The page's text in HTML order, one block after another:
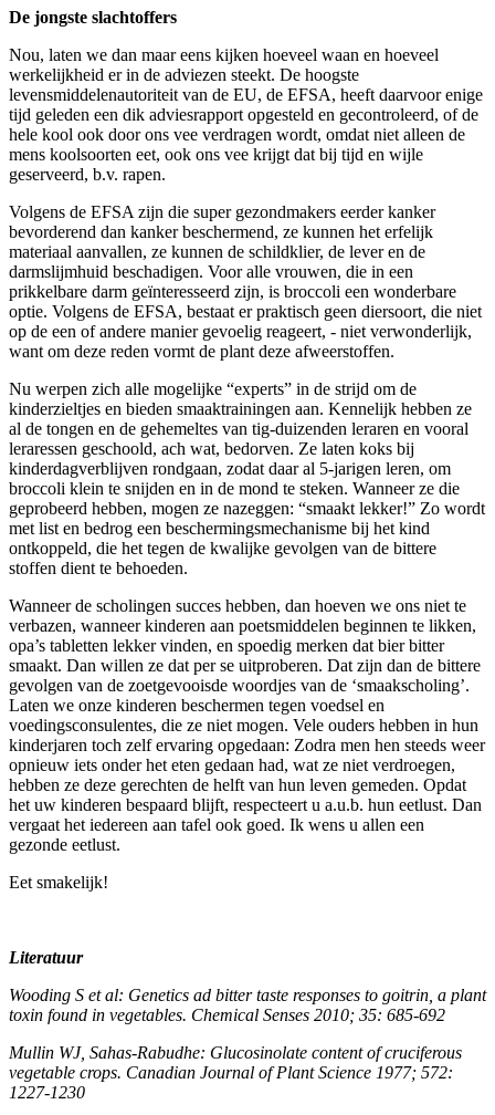
De jongste slachtoffers
Nou, laten we dan maar eens kijken hoeveel waan en hoeveel
werkelijkheid er in de adviezen steekt. De hoogste
levensmiddelenautoriteit van de EU, de EFSA, heeft daarvoor enige
tijd geleden een dik adviesrapport opgesteld en gecontroleerd, of de
hele kool ook door ons vee verdragen wordt, omdat niet alleen de
mens koolsoorten eet, ook ons vee krijgt dat bij tijd en wijle
geserveerd, b.v. rapen.
Volgens de EFSA zijn die super gezondmakers eerder kanker
bevorderend dan kanker beschermend, ze kunnen het erfelijk
materiaal aanvallen, ze kunnen de schildklier, de lever en de
darmslijmhuid beschadigen. Voor alle vrouwen, die in een
prikkelbare darm geïnteresseerd zijn, is broccoli een wonderbare
optie. Volgens de EFSA, bestaat er praktisch geen diersoort, die niet
op de een of andere manier gevoelig reageert, - niet verwonderlijk,
want om deze reden vormt de plant deze afweerstoffen.
Nu werpen zich alle mogelijke “experts” in de strijd om de
kinderzieltjes en bieden smaaktrainingen aan. Kennelijk hebben ze
al de tongen en de gehemeltes van tig-duizenden leraren en vooral
leraressen geschoold, ach wat, bedorven. Ze laten koks bij
kinderdagverblijven rondgaan, zodat daar al 5-jarigen leren, om
broccoli klein te snijden en in de mond te steken. Wanneer ze die
geprobeerd hebben, mogen ze nazeggen: “smaakt lekker!” Zo wordt
met list en bedrog een beschermingsmechanisme bij het kind
ontkoppeld, die het tegen de kwalijke gevolgen van de bittere
stoffen dient te behoeden.
Wanneer de scholingen succes hebben, dan hoeven we ons niet te
verbazen, wanneer kinderen aan poetsmiddelen beginnen te likken,
opa’s tabletten lekker vinden, en spoedig merken dat bier bitter
smaakt. Dan willen ze dat per se uitproberen. Dat zijn dan de bittere
gevolgen van de zoetgevooisde woordjes van de ‘smaakscholing’.
Laten we onze kinderen beschermen tegen voedsel en
voedingsconsulentes, die ze niet mogen. Vele ouders hebben in hun
kinderjaren toch zelf ervaring opgedaan: Zodra men hen steeds weer
opnieuw iets onder het eten gedaan had, wat ze niet verdroegen,
hebben ze deze gerechten de helft van hun leven gemeden. Opdat
het uw kinderen bespaard blijft, respecteert u a.u.b. hun eetlust. Dan
vergaat het iedereen aan tafel ook goed. Ik wens u allen een
gezonde eetlust.
Eet smakelijk!
Literatuur
Wooding S et al: Genetics ad bitter taste responses to goitrin, a plant
toxin found in vegetables. Chemical Senses 2010; 35: 685-692
Mullin WJ, Sahas-Rabudhe: Glucosinolate content of cruciferous
vegetable crops. Canadian Journal of Plant Science 1977; 572:
1227-1230